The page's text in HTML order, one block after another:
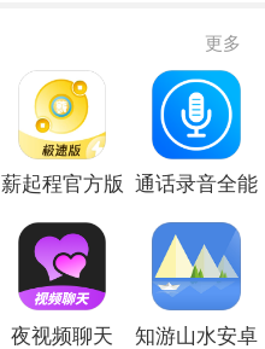
更多
薪起程官方版 通话录音全能
夜视频聊天 知游山水安卓